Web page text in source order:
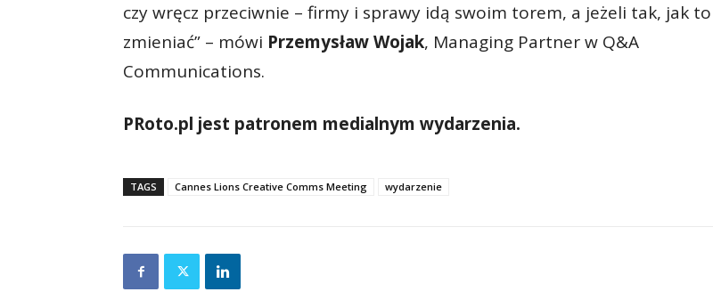
czy wręcz przeciwnie – firmy i sprawy idą swoim torem, a jeżeli tak, jak to
zmieniać” – mówi Przemysław Wojak, Managing Partner w Q&A
Communications.
PRoto.pl jest patronem medialnym wydarzenia.
TAGS Cannes Lions Creative Comms Meeting wydarzenie